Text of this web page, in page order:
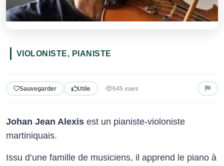
VIOLONISTE, PIANISTE
Sauvegarder Utile 545 vues
Johan Jean Alexis est un pianiste-violoniste
martiniquais.
Issu d’une famille de musiciens, il apprend le piano à